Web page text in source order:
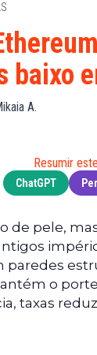
baixo
A.
Resumir
ChatGPT
de pele,
paredes
o
taxas